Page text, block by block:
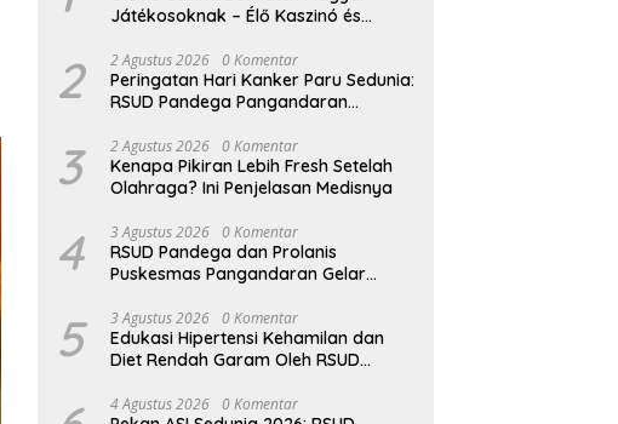
Játékosoknak – Élő Kaszinó és
2 2 Agustus 2026 0 Komentar
Peringatan Hari Kanker Paru Sedunia:
RSUD Pandega Pangandaran
3 2 Agustus 2026 0 Komentar
Kenapa Pikiran Lebih Fresh Setelah
Olahraga? Ini Penjelasan Medisnya
4 3 Agustus 2026 0 Komentar
RSUD Pandega dan Prolanis
Puskesmas Pangandaran Gelar
5 3 Agustus 2026 0 Komentar
Edukasi Hipertensi Kehamilan dan
Diet Rendah Garam Oleh RSUD
4 Agustus 2026 0 Komentar